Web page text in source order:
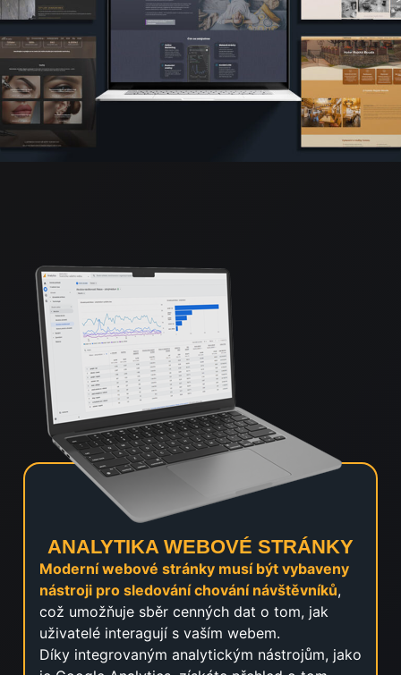
ANALYTIKA WEBOVÉ STRÁNKY
Moderní webové stránky musí být vybaveny
nástroji pro sledování chování návštěvníků,
což umožňuje sběr cenných dat o tom, jak
uživatelé interagují s vaším webem.
Díky integrovaným analytickým nástrojům, jako